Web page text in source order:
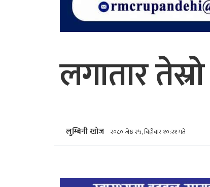
लगातार
लुम्बिनी खोज २०८० जेष्ठ २५, बिहीबार १०:२१ गते